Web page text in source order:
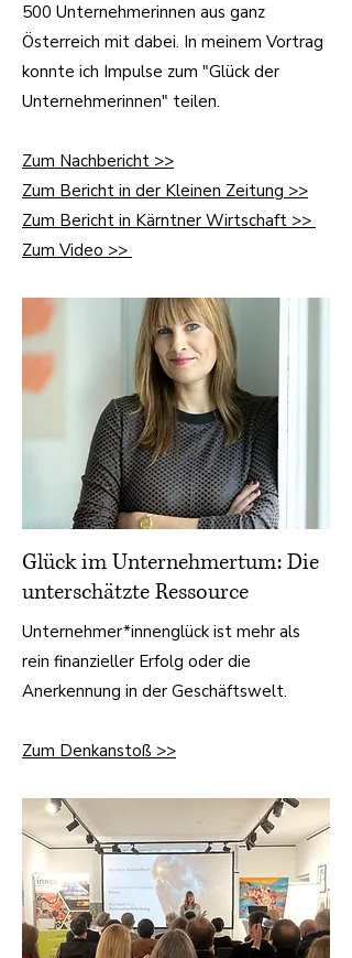
500 Unternehmerinnen aus ganz
Österreich mit dabei. In meinem Vortrag
konnte ich Impulse zum "Glück der
Unternehmerinnen" teilen.
Zum Nachbericht >>
Zum Bericht in der Kleinen Zeitung >>
Zum Bericht in Kärntner Wirtschaft >>
Zum Video >>
Glück im Unternehmertum: Die
unterschätzte Ressource
Unternehmer*innenglück ist mehr als
rein finanzieller Erfolg oder die
Anerkennung in der Geschäftswelt.
Zum Denkanstoß >>